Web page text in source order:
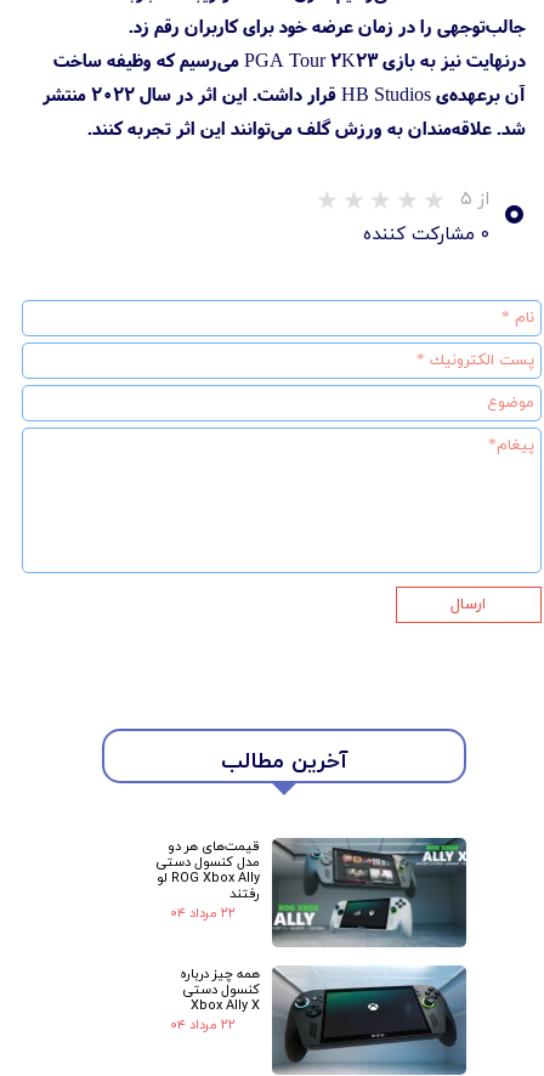
جالب‌توجهی را در زمان عرضه خود برای کاربران رقم زد.
درنهایت نیز به بازی PGA Tour 2K23 می‌رسیم که وظیفه ساخت
آن برعهده‌ی HB Studios قرار داشت. این اثر در سال ۲۰۲۲ منتشر
شد. علاقه‌مندان به ورزش گلف می‌توانند این اثر تجربه کنند.
۰ از ۵
۰ مشارکت کننده
آخرین مطالب
قیمت‌های هر دو
مدل کنسول دستی
ROG Xbox Ally لو
رفتند
۲۲ مرداد ۰۴
همه چیز درباره
کنسول دستی
Xbox Ally X
۲۲ مرداد ۰۴
ارسال